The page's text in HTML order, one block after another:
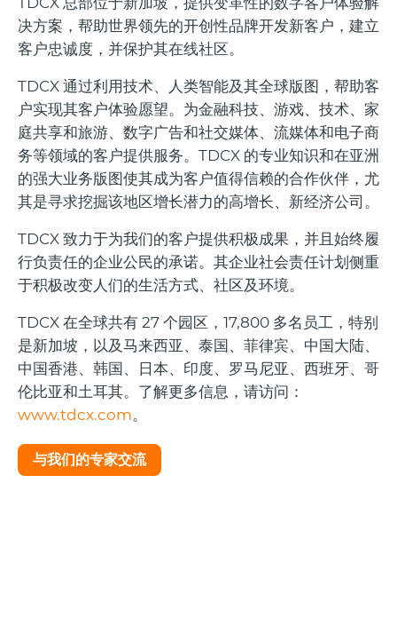
决方案，帮助世界领先的开创性品牌开发新客户，建立
客户忠诚度，并保护其在线社区。
TDCX 通过利用技术、人类智能及其全球版图，帮助客
户实现其客户体验愿望。为金融科技、游戏、技术、家
庭共享和旅游、数字广告和社交媒体、流媒体和电子商
务等领域的客户提供服务。TDCX 的专业知识和在亚洲
的强大业务版图使其成为客户值得信赖的合作伙伴，尤
其是寻求挖掘该地区增长潜力的高增长、新经济公司。
TDCX 致力于为我们的客户提供积极成果，并且始终履
行负责任的企业公民的承诺。其企业社会责任计划侧重
于积极改变人们的生活方式、社区及环境。
TDCX 在全球共有 27 个园区，17,800 多名员工，特别
是新加坡，以及马来西亚、泰国、菲律宾、中国大陆、
中国香港、韩国、日本、印度、罗马尼亚、西班牙、哥
伦比亚和土耳其。了解更多信息，请访问：
www.tdcx.com。
与我们的专家交流